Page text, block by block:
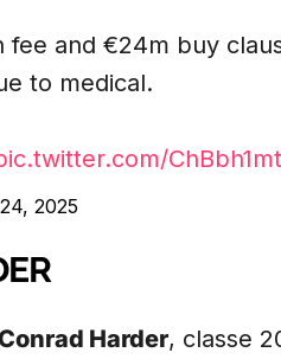
and €24m buy
to medical.
2025
Harder, classe